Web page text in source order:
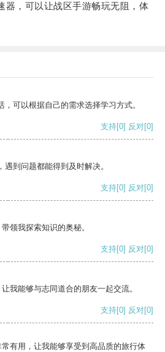
，可以让战区手游畅玩无阻，体
可以根据自己的需求选择学习方式。
支持[0] 反对[0]
到问题都能得到及时解决。
支持[0] 反对[0]
领我探索知识的奥秘。
支持[0] 反对[0]
我能够与志同道合的朋友一起交流。
支持[0] 反对[0]
有用，让我能够享受到高品质的旅行体